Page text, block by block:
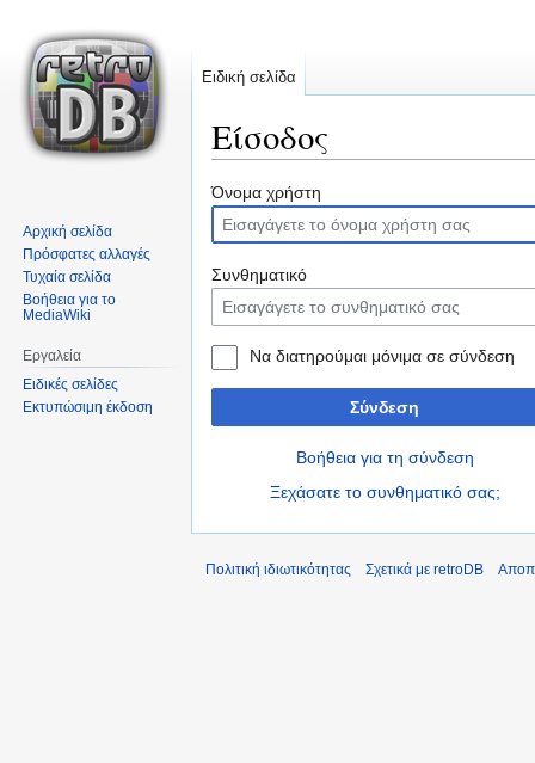
Είσοδος
Μετάβαση
στην
πλοήγηση
Πήδηση
στην
αναζήτηση
Όνομα χρήστη
Συνθηματικό
Να διατηρούμαι μόνιμα σε σύνδεση
Σύνδεση
Βοήθεια για τη σύνδεση
Ξεχάσατε το συνθηματικό σας;
Ειδική σελίδα
Αρχική σελίδα
Πρόσφατες αλλαγές
Τυχαία σελίδα
Βοήθεια για το
MediaWiki
Εργαλεία
Ειδικές σελίδες
Εκτυπώσιμη έκδοση
Πολιτική ιδιωτικότητας Σχετικά με retroDB